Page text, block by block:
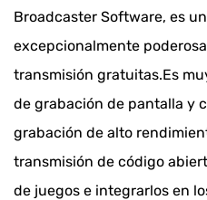
Broadcaster Software, es
excepcionalmente
transmisión gratuitas.Es
de grabación de pantalla y
grabación de alto
transmisión de código
de juegos e integrarlos en